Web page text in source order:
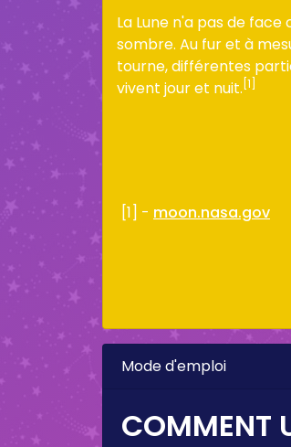
La Lune n'a pas de
sombre. Au fur et à
tourne, différentes
vivent jour et nuit. [1]
[1] - moon.nasa.gov
Mode d'emploi
COMMENT